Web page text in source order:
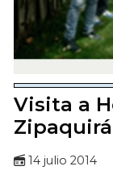
Visita a
Zipaquirá
14 julio 2014